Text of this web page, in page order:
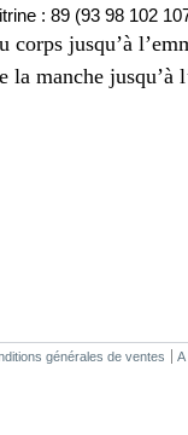
: 89 (93 98 102
corps jusqu’à
la manche
générales de ventes A